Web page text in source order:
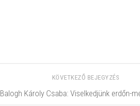
KÖVETKEZŐ BEJEGYZÉS
Balogh Károly Csaba: Viselkedjünk erdőn-